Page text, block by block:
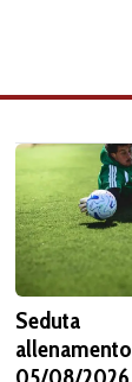
Seduta
allenamento